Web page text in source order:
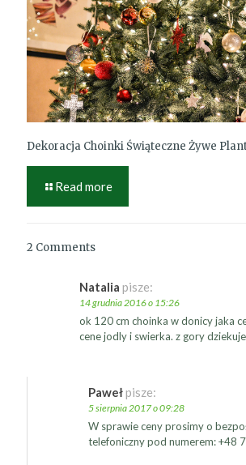
Dekoracja Choinki Świąteczne Żywe
Read more
2 Comments
Natalia pisze:
14 grudnia 2016 o 15:26
ok 120 cm choinka w donicy jaka
cene jodly i swierka. z gory dziekuje
Pawełpisze:
5 sierpnia 2017 o 09:28
W sprawie ceny prosimy o
telefoniczny pod numerem: +48